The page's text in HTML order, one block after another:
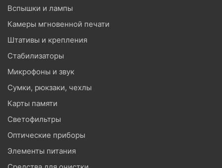
Вспышки и лампы
Камеры мгновенной печати
Штативы и крепления
Стабилизаторы
Микрофоны и звук
Сумки, рюкзаки, чехлы
Карты памяти
Светофильтры
Оптические приборы
Элементы питания